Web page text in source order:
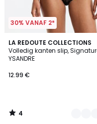
30% VANAF 2*
LA REDOUTE COLLECTIONS
Volledig kanten slip,
YSANDRE
12.99 €
4
/
5
2
Kleuren
4
/